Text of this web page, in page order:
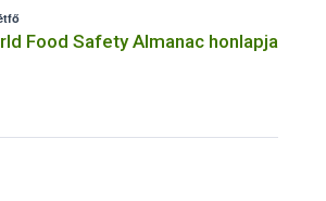
Food Safety Almanac honlapja